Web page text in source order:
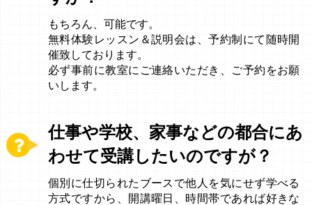
もちろん、可能です。
無料体験レッスン＆説明会は、予約制にて随時開
催致しております。
必ず事前に教室にご連絡いただき、ご予約をお願
いします。
仕事や学校、家事などの都合にあ
わせて受講したいのですが？
個別に仕切られたブースで他人を気にせず学べる
方式ですから、開講曜日、時間帯であれば好きな